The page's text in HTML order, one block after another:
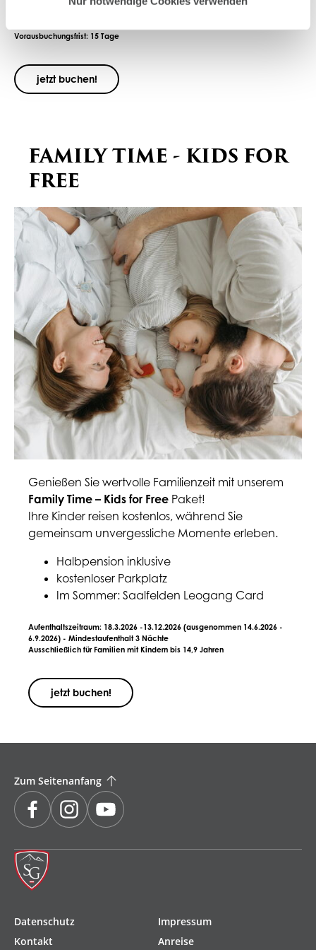
Vorausbuchungsfrist: 15 Tage
jetzt buchen!
FAMILY TIME - KIDS FOR
FREE
Genießen Sie wertvolle Familienzeit mit unserem
Family Time – Kids for Free Paket!
Ihre Kinder reisen kostenlos, während Sie
gemeinsam unvergessliche Momente erleben.
Halbpension inklusive
kostenloser Parkplatz
Im Sommer: Saalfelden Leogang Card
Aufenthaltszeitraum: 18.3.2026 -13.12.2026 (ausgenommen 14.6.2026 -
6.9.2026) - Mindestaufenthalt 3 Nächte
Ausschließlich für Familien mit Kindern bis 14,9 Jahren
jetzt buchen!
Navigation
überspringen
Datenschutz
Impressum
Kontakt
Anreise
Zum Seitenanfang